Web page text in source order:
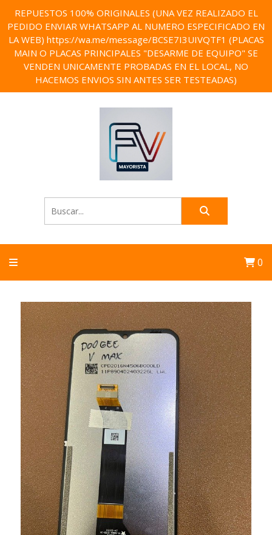
REPUESTOS 100% ORIGINALES (UNA VEZ REALIZADO EL
PEDIDO ENVIAR WHATSAPP AL NUMERO ESPECIFICADO EN
LA WEB) https://wa.me/message/BCSE7I3UIVQTF1 (PLACAS
MAIN O PLACAS PRINCIPALES "DESARME DE EQUIPO" SE
VENDEN UNICAMENTE PROBADAS EN EL LOCAL, NO
HACEMOS ENVIOS SIN ANTES SER TESTEADAS)
0